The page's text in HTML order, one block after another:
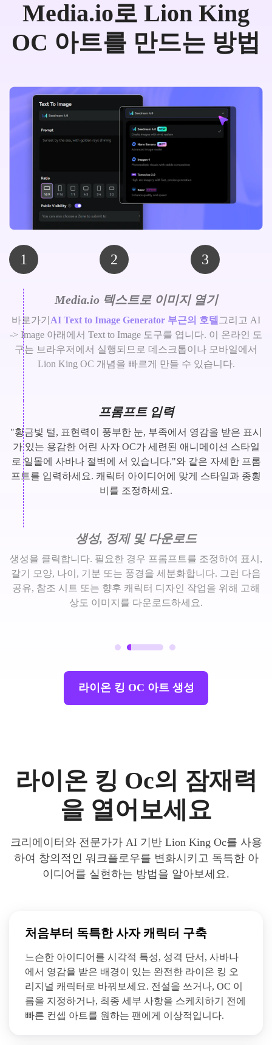
Media.io로 Lion King
OC 아트를 만드는 방법
1 2 3
Media.io 텍스트로 이미지 열기
바로가기 AI Text to Image Generator 부근의 호텔 그리고 AI
-> Image 아래에서 Text to Image 도구를 엽니다. 이 온라인 도
구는 브라우저에서 실행되므로 데스크톱이나 모바일에서
Lion King OC 개념을 빠르게 만들 수 있습니다.
프롬프트 입력
"황금빛 털, 표현력이 풍부한 눈, 부족에서 영감을 받은 표시
가 있는 용감한 어린 사자 OC가 세련된 애니메이션 스타일
로 일몰에 사바나 절벽에 서 있습니다."와 같은 자세한 프롬
프트를 입력하세요. 캐릭터 아이디어에 맞게 스타일과 종횡
비를 조정하세요.
생성, 정제 및 다운로드
생성을 클릭합니다. 필요한 경우 프롬프트를 조정하여 표시,
갈기 모양, 나이, 기분 또는 풍경을 세분화합니다. 그런 다음
공유, 참조 시트 또는 향후 캐릭터 디자인 작업을 위해 고해
상도 이미지를 다운로드하세요.
라이온 킹 OC 아트 생성
라이온 킹 Oc의 잠재력
을 열어보세요
크리에이터와 전문가가 AI 기반 Lion King Oc를 사용
하여 창의적인 워크플로우를 변화시키고 독특한 아
이디어를 실현하는 방법을 알아보세요.
처음부터 독특한 사자 캐릭터 구축
느슨한 아이디어를 시각적 특성, 성격 단서, 사바나
에서 영감을 받은 배경이 있는 완전한 라이온 킹 오
리지널 캐릭터로 바꿔보세요. 전설을 쓰거나, OC 이
름을 지정하거나, 최종 세부 사항을 스케치하기 전에
빠른 컨셉 아트를 원하는 팬에게 이상적입니다.